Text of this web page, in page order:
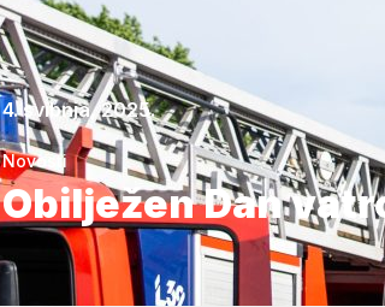
4. svibnja, 2025.
Novosti
Obilježen Dan